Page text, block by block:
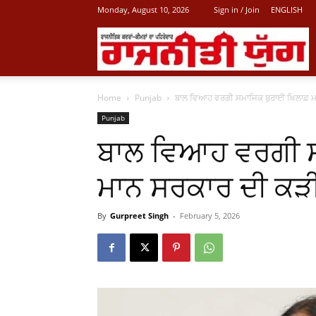
Monday, August 10, 2026 Sign in / Join ENGLISH
Home Punjab ਬਾਲ ਵਿਆਹ ਵਰਗੀ ਸਮਾਜਿਕ ਬੁਰਾਈ ਖ਼ਿਲਾਫ਼
Punjab
ਬਾਲ ਵਿਆਹ ਵਰਗੀ
ਮਾਨ ਸਰਕਾਰ ਦੀ
By Gurpreet Singh - February 5, 2026